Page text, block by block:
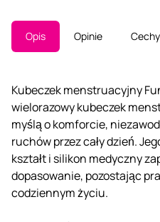
Opis Opinie Cechy
Kubeczek menstruacyjny
wielorazowy kubeczek
myślą o komforcie,
ruchów przez cały dzień.
kształt i silikon medyczny
dopasowanie, pozostając
codziennym życiu.